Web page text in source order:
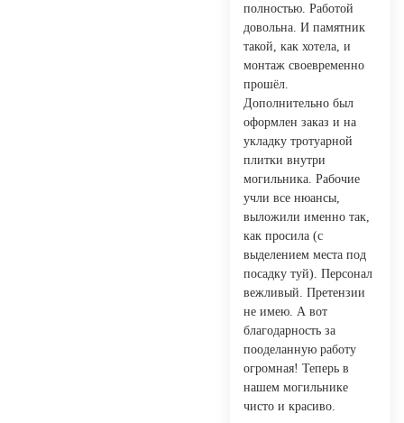
полностью. Работой
довольна. И памятник
такой, как хотела, и
монтаж своевременно
прошёл.
Дополнительно был
оформлен заказ и на
укладку тротуарной
плитки внутри
могильника. Рабочие
учли все нюансы,
выложили именно так,
как просила (с
выделением места под
посадку туй). Персонал
вежливый. Претензии
не имею. А вот
благодарность за
пооделанную работу
огромная! Теперь в
нашем могильнике
чисто и красиво.